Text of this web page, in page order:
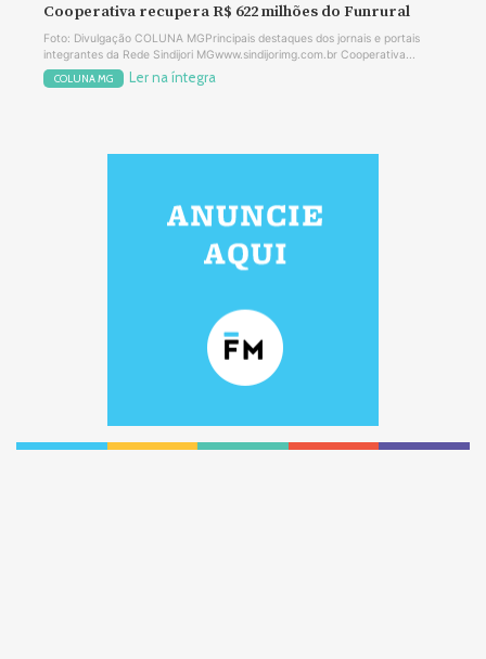
Cooperativa recupera R$ 622 milhões do Funrural
Foto: Divulgação COLUNA MGPrincipais destaques dos jornais e portais
integrantes da Rede Sindijori MGwww.sindijorimg.com.br Cooperativa...
COLUNA MG Ler na íntegra